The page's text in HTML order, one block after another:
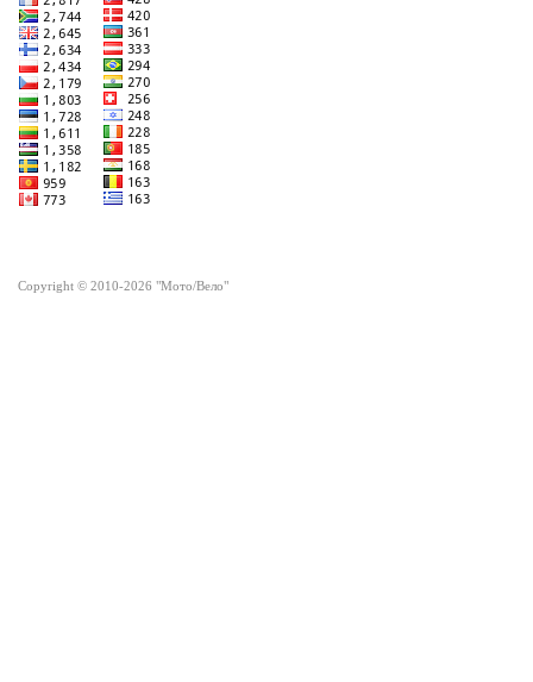
Copyright © 2010-2026 "Мото/Вело"